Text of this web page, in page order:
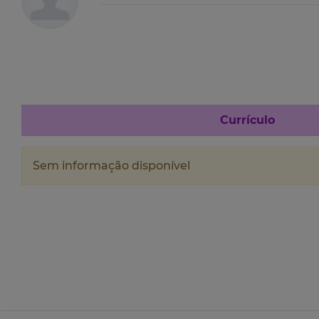
Currículo
Sem informação disponível